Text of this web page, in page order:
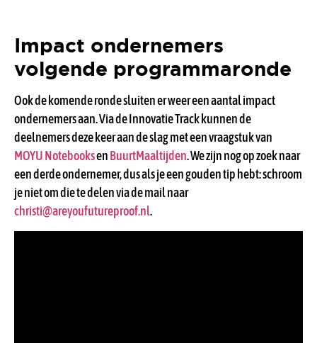
Impact ondernemers
volgende programmaronde
Ook de komende ronde sluiten er weer een aantal impact
ondernemers aan. Via de Innovatie Track kunnen de
deelnemers deze keer aan de slag met een vraagstuk van
MOYU Notebooksen BuurtMaaltijden. We zijn nog op zoek naar
een derde ondernemer, dus als je een gouden tip hebt: schroom
je niet om die te delen via de mail naar
christi@areyoufutureproof.nl.